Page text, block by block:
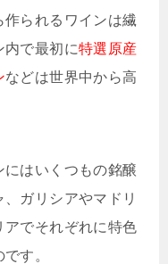
られるワインは繊
内で最初に特選原産
などは世界中から高
はいくつもの銘醸
ガリシアやマドリ
でそれぞれに特色
す。